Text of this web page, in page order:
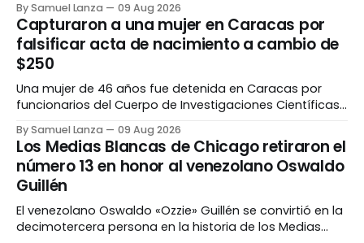
afectadas por los terremotos del pasado 24 de junio.
Durante seis semanas, el personal médico atendió a
pacientes con distintas condiciones, entre
By Samuel Lanza 09 Aug 2026
Capturaron a una mujer en Caracas por
falsificar acta de nacimiento a cambio de
$250
Una mujer de 46 años fue detenida en Caracas por
funcionarios del Cuerpo de Investigaciones Científicas,
falsificar un acta de nacimiento para modificar la
filiación paterna de un menor a cambio de 250 dólares.
La detenida fue identificada como Arillule Del Carmen
By Samuel Lanza 09 Aug 2026
Los Medias Blancas de Chicago retiraron el
número 13 en honor al venezolano Oswaldo
Guillén
El venezolano Oswaldo «Ozzie» Guillén se convirtió en la
decimotercera persona en la historia de los Medias